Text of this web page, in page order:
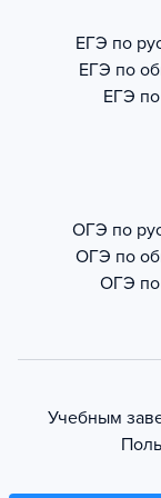
ЕГЭ по
ЕГЭ по
ЕГЭ
ОГЭ по
ОГЭ по
ОГЭ по
Учебным